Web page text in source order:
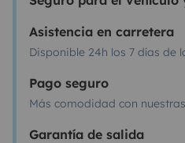
Asistencia en carretera
Disponible 24h los 7 días de
Pago seguro
Más comodidad con
Garantía de salida